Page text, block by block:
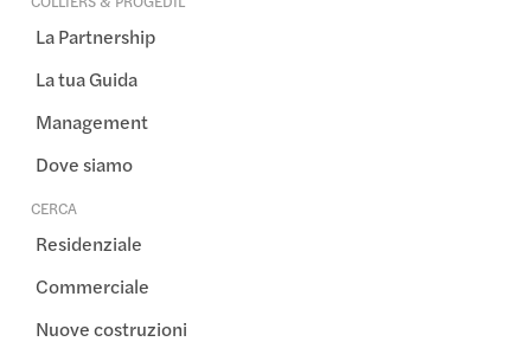
La Partnership
La tua Guida
Management
Dove siamo
CERCA
Residenziale
Commerciale
Nuove costruzioni